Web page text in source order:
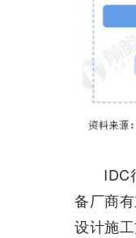
IDC
备厂商
设计施